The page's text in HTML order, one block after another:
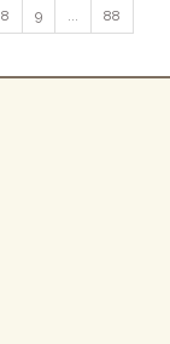
8 9 ... 88